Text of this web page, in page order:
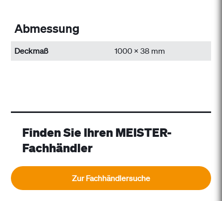
Abmessung
Deckmaß 1000 x 38 mm
Finden Sie Ihren MEISTER-
Fachhändler
Zur Fachhändlersuche